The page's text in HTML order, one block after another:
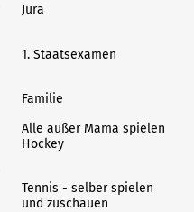
Jura
1. Staatsexamen
Familie
Alle außer Mama spielen
Hockey
Tennis - selber spielen
und zuschauen